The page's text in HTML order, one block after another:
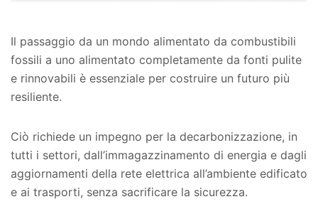
Il passaggio da un mondo alimentato da combustibili
fossili a uno alimentato completamente da fonti pulite
e rinnovabili è essenziale per costruire un futuro più
resiliente.
Ciò richiede un impegno per la decarbonizzazione, in
tutti i settori, dall’immagazzinamento di energia e dagli
aggiornamenti della rete elettrica all’ambiente edificato
e ai trasporti, senza sacrificare la sicurezza.